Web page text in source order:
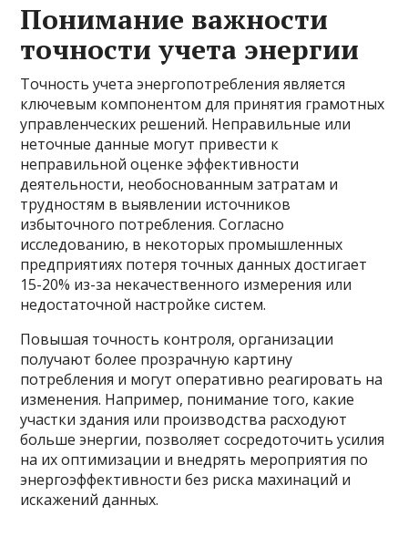
Понимание важности
точности учета энергии
Точность учета энергопотребления является
ключевым компонентом для принятия грамотных
управленческих решений. Неправильные или
неточные данные могут привести к
неправильной оценке эффективности
деятельности, необоснованным затратам и
трудностям в выявлении источников
избыточного потребления. Согласно
исследованию, в некоторых промышленных
предприятиях потеря точных данных достигает
15-20% из-за некачественного измерения или
недостаточной настройке систем.
Повышая точность контроля, организации
получают более прозрачную картину
потребления и могут оперативно реагировать на
изменения. Например, понимание того, какие
участки здания или производства расходуют
больше энергии, позволяет сосредоточить усилия
на их оптимизации и внедрять мероприятия по
энергоэффективности без риска махинаций и
искажений данных.